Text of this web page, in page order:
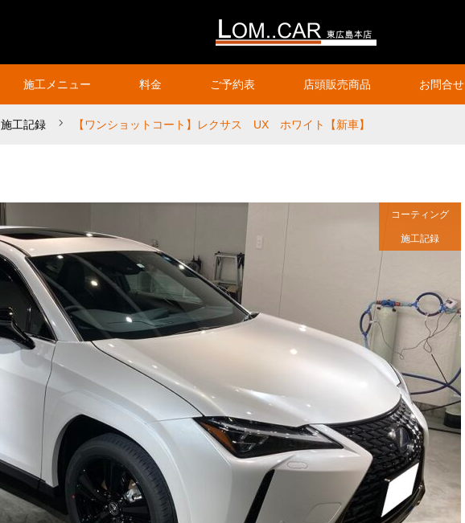
施工メニュー 料金 ご予約表 店頭販売商品 お問合せ
施工記録 【ワンショットコート】レクサス UX ホワイト【新車】
コーティング
施工記録